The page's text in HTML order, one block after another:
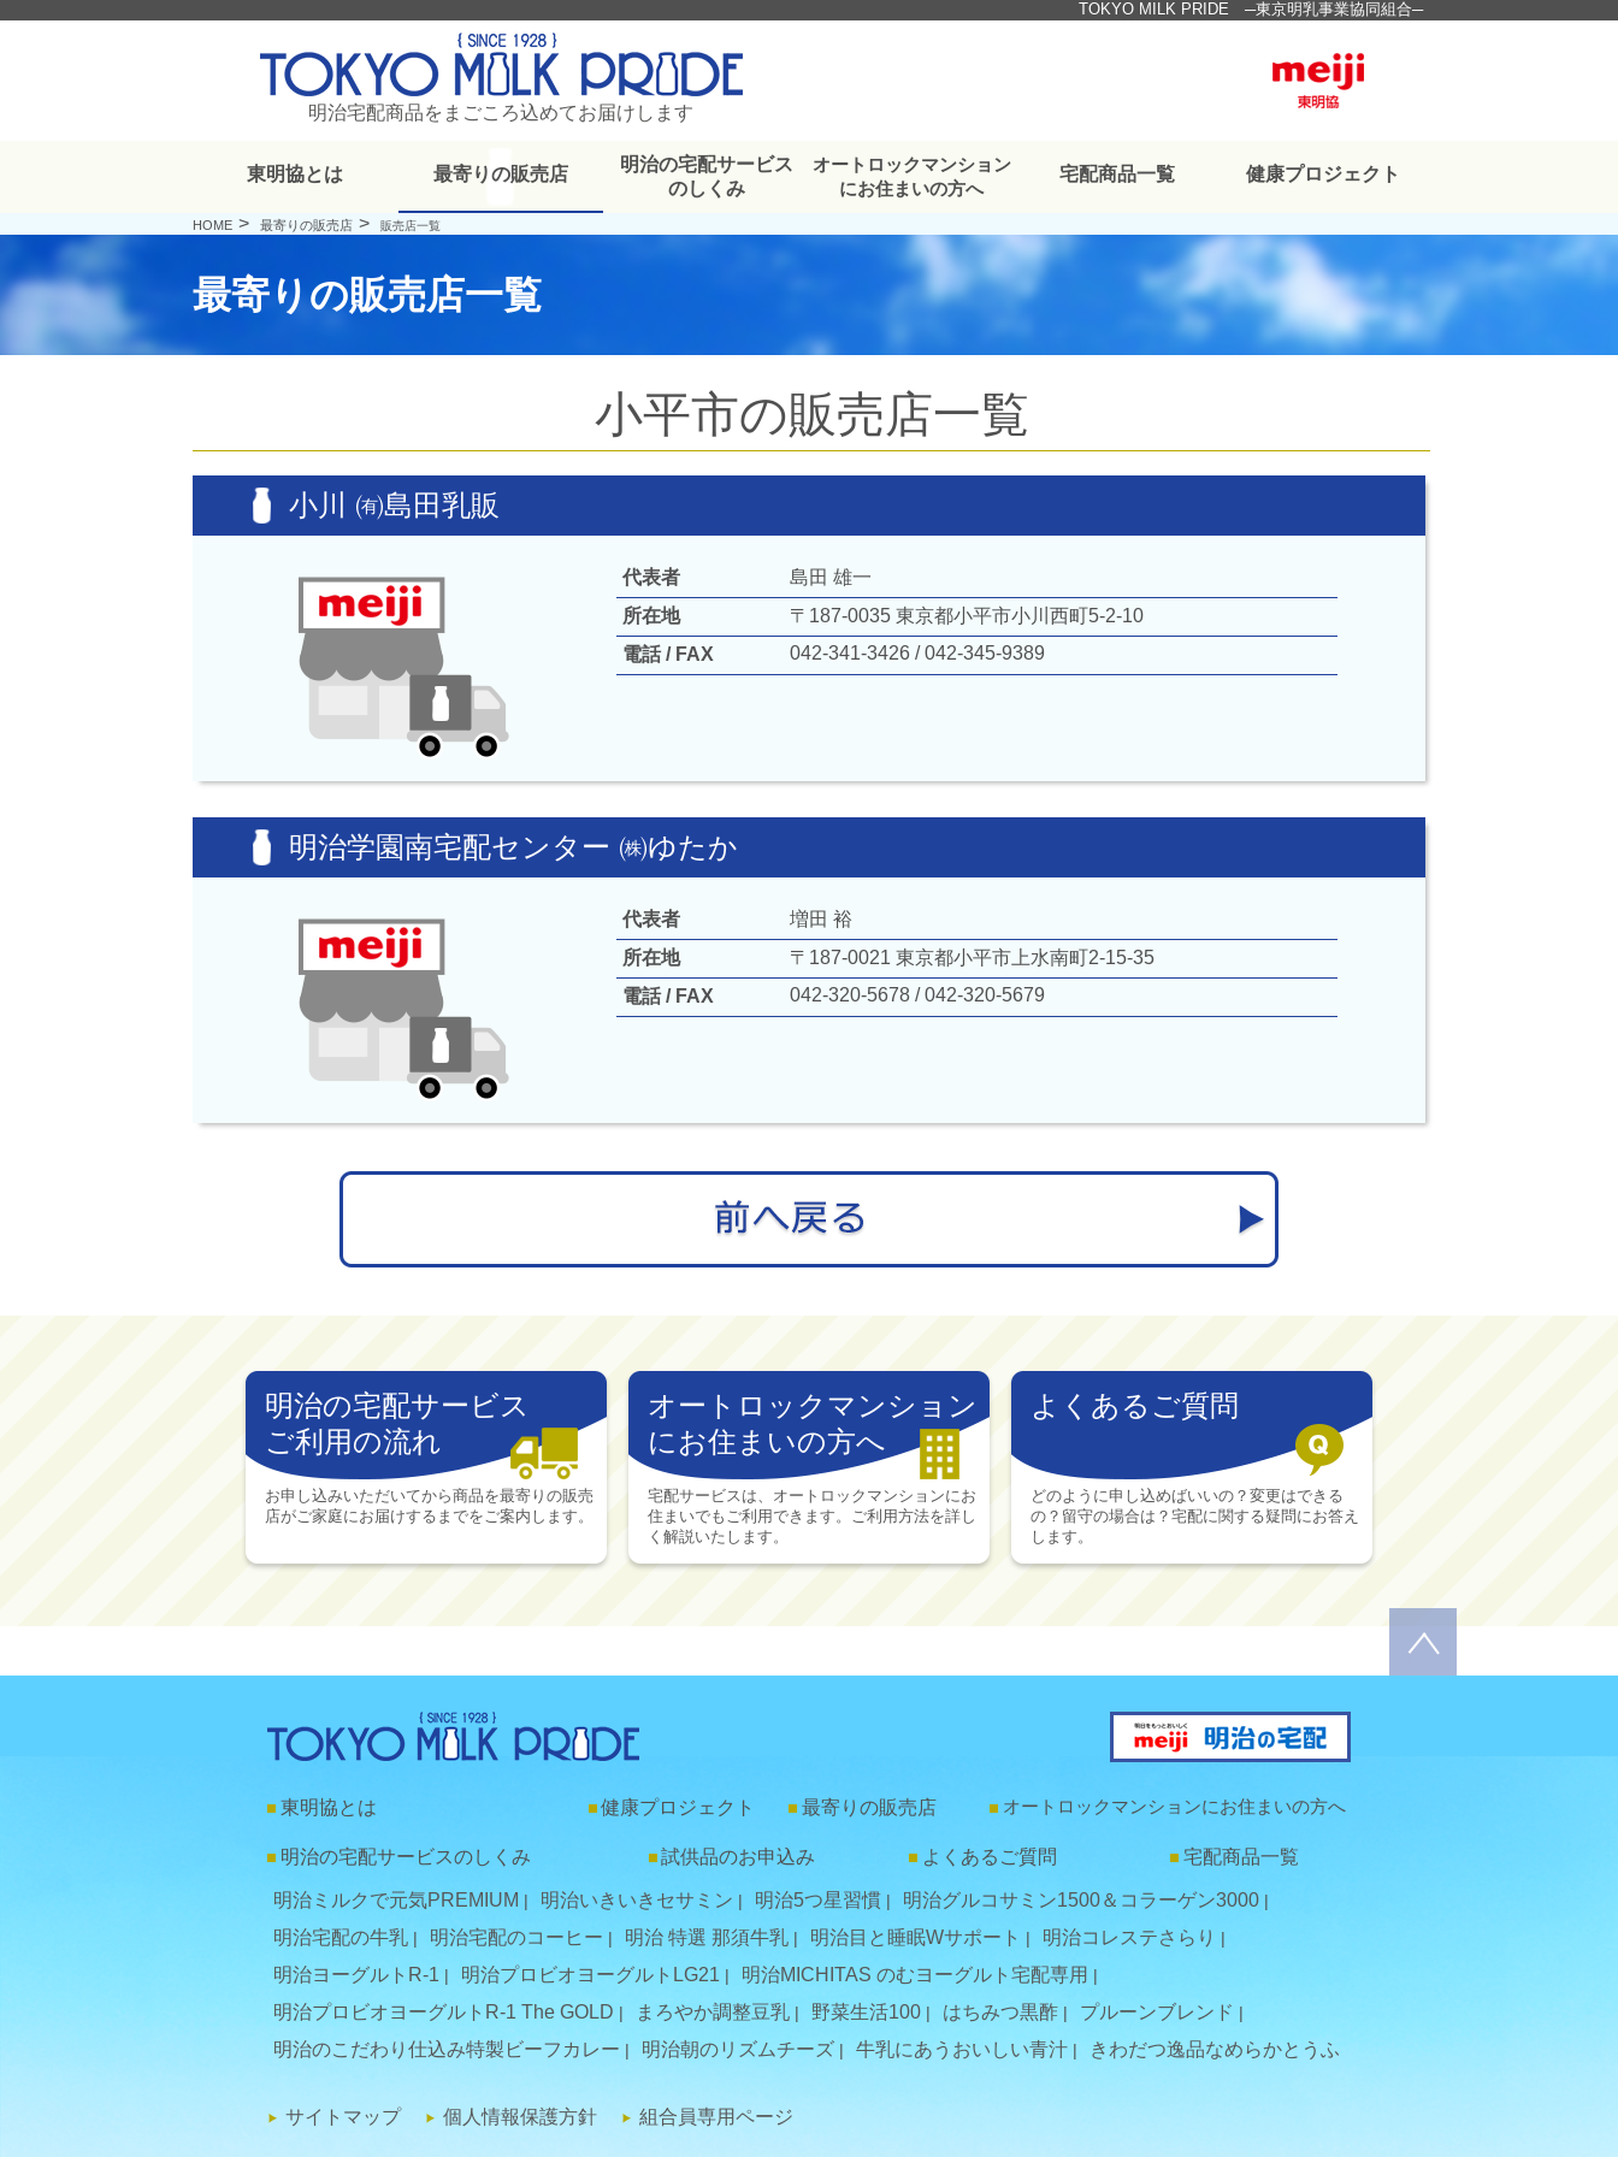
TOKYO MILK PRIDE ─東京明乳事業協同組合─
明治宅配商品をまごころ込めてお届けします
東明協とは 最寄りの販売店
明治の宅配サービス
のしくみ
オートロックマンション
にお住まいの方へ
宅配商品一覧 健康プロジェクト
HOME 最寄りの販売店 販売店一覧
最寄りの販売店一覧
小平市の販売店一覧
小川 ㈲島田乳販
代表者
島田 雄一
所在地
〒187-0035 東京都小平市小川西町5-2-10
電話
FAX 042-341-3426 042-345-9389
明治学園南宅配センター ㈱ゆたか
代表者
増田 裕
所在地
〒187-0021 東京都小平市上水南町2-15-35
電話
FAX 042-320-5678 042-320-5679
明治の宅配サービス
ご利用の流れ
お申し込みいただいてから商品を最寄りの販売
店がご家庭にお届けするまでをご案内します。
オートロックマンション
にお住まいの方へ
宅配サービスは、オートロックマンションにお
住まいでもご利用できます。ご利用方法を詳し
く解説いたします。
よくあるご質問
どのように申し込めばいいの？変更はできる
の？留守の場合は？宅配に関する疑問にお答え
します。
東明協とは 健康プロジェクト 最寄りの販売店 オートロックマンションにお住まいの方へ
明治の宅配サービスのしくみ 試供品のお申込み よくあるご質問 宅配商品一覧
明治ミルクで元気PREMIUM 明治いきいきセサミン 明治5つ星習慣
明治グルコサミン1500＆コラーゲン3000
明治宅配の牛乳
明治宅配のコーヒー 明治 特選 那須牛乳 明治目と睡眠Wサポート
明治コレステさらり
明治ヨーグルトR-1
明治プロビオヨーグルトLG21
明治MICHITAS のむヨーグルト宅配専用
明治プロビオヨーグルトR-1 The GOLD
まろやか調整豆乳 野菜生活100 はちみつ黒酢
プルーンブレンド
明治のこだわり仕込み特製ビーフカレー
明治朝のリズムチーズ 牛乳にあうおいしい青汁 きわだつ逸品なめらかとうふ
サイトマップ 個人情報保護方針 組合員専用ページ